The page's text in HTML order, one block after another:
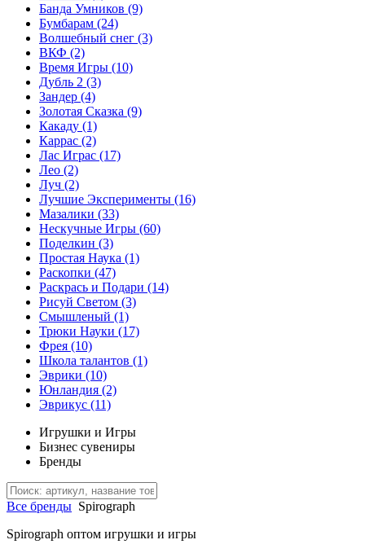
Банда Умников (9)
Бумбарам (24)
Волшебный снег (3)
ВКФ (2)
Время Игры (10)
Дубль 2 (3)
Зандер (4)
Золотая Сказка (9)
Какаду (1)
Каррас (2)
Лас Играс (17)
Лео (2)
Луч (2)
Лучшие Эксперименты (16)
Мазалики (33)
Нескучные Игры (60)
Поделкин (3)
Простая Наука (1)
Раскопки (47)
Раскрась и Подари (14)
Рисуй Светом (3)
Смышленый (1)
Трюки Науки (17)
Фрея (10)
Школа талантов (1)
Эврики (10)
Юнландия (2)
Эврикус (11)
Игрушки и Игры
Бизнес сувениры
Бренды
Все бренды Spirograph
Spirograph оптом игрушки и игры